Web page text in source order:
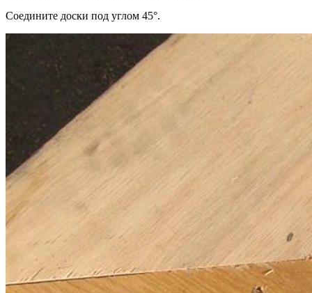
Соедините доски под углом 45°.